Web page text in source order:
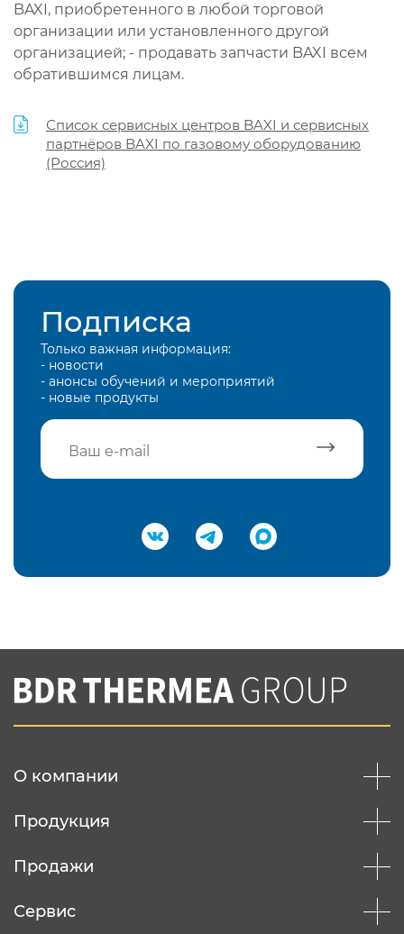
BAXI, приобретенного в любой торговой
организации или установленного другой
организацией; - продавать запчасти BAXI всем
обратившимся лицам.
Список сервисных центров BAXI и сервисных
партнёров BAXI по газовому оборудованию
(Россия)
Подписка
Только важная информация:
- новости
- анонсы обучений и мероприятий
- новые продукты
Подтвердить e-mail
Вы соглашаетесь с нашей политикой
конфеденциальности
О компании
Продукция
Продажи
Сервис